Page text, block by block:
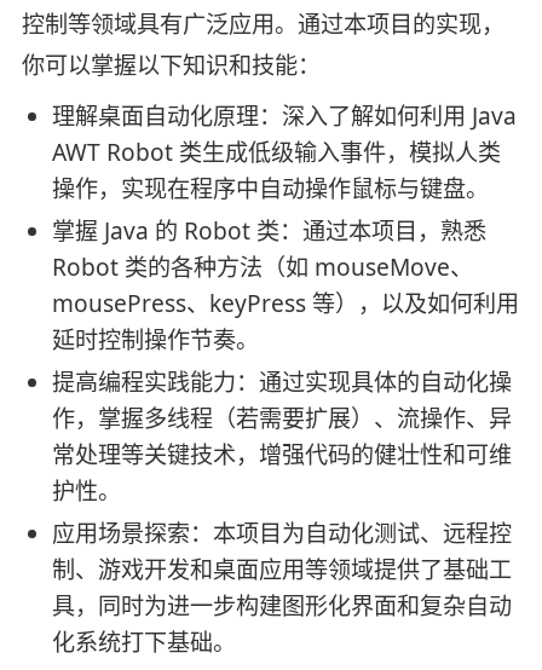
控制等领域具有广泛应用。通过本项目的实现，
你可以掌握以下知识和技能：
理解桌面自动化原理：深入了解如何利用 Java
AWT Robot 类生成低级输入事件，模拟人类
操作，实现在程序中自动操作鼠标与键盘。
掌握 Java 的 Robot 类：通过本项目，熟悉
Robot 类的各种方法（如 mouseMove、
mousePress、keyPress 等），以及如何利用
延时控制操作节奏。
提高编程实践能力：通过实现具体的自动化操
作，掌握多线程（若需要扩展）、流操作、异
常处理等关键技术，增强代码的健壮性和可维
护性。
应用场景探索：本项目为自动化测试、远程控
制、游戏开发和桌面应用等领域提供了基础工
具，同时为进一步构建图形化界面和复杂自动
化系统打下基础。